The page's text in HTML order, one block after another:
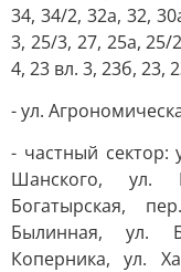
34, 34/2, 32а, 32,
3, 25/3, 27, 25а, 25/
4, 23 вл. 3, 23б, 23,
- ул.
- частный сектор:
Шанского, ул.
Богатырская,
Былинная, ул.
Коперника, ул.